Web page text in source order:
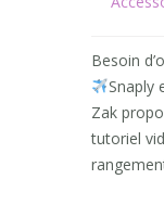
Besoin
Snaply
Zak
tutoriel